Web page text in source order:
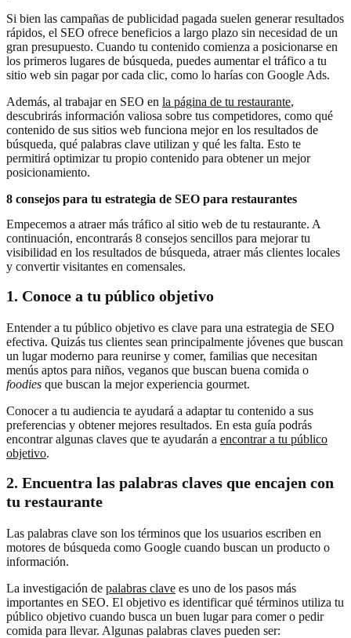
Si bien las campañas de publicidad pagada suelen generar resultados
rápidos, el SEO ofrece beneficios a largo plazo sin necesidad de un
gran presupuesto. Cuando tu contenido comienza a posicionarse en
los primeros lugares de búsqueda, puedes aumentar el tráfico a tu
sitio web sin pagar por cada clic, como lo harías con Google Ads.
Además, al trabajar en SEO en la página de tu restaurante,
descubrirás información valiosa sobre tus competidores, como qué
contenido de sus sitios web funciona mejor en los resultados de
búsqueda, qué palabras clave utilizan y qué les falta. Esto te
permitirá optimizar tu propio contenido para obtener un mejor
posicionamiento.
8 consejos para tu estrategia de SEO para restaurantes
Empecemos a atraer más tráfico al sitio web de tu restaurante. A
continuación, encontrarás 8 consejos sencillos para mejorar tu
visibilidad en los resultados de búsqueda, atraer más clientes locales
y convertir visitantes en comensales.
1. Conoce a tu público objetivo
Entender a tu público objetivo es clave para una estrategia de SEO
efectiva. Quizás tus clientes sean principalmente jóvenes que buscan
un lugar moderno para reunirse y comer, familias que necesitan
menús aptos para niños, veganos que buscan buena comida o
foodies que buscan la mejor experiencia gourmet.
Conocer a tu audiencia te ayudará a adaptar tu contenido a sus
preferencias y obtener mejores resultados. En esta guía podrás
encontrar algunas claves que te ayudarán a encontrar a tu público
objetivo.
2. Encuentra las palabras claves que encajen con
tu restaurante
Las palabras clave son los términos que los usuarios escriben en
motores de búsqueda como Google cuando buscan un producto o
información.
La investigación de palabras clave es uno de los pasos más
importantes en SEO. El objetivo es identificar qué términos utiliza tu
público objetivo cuando busca un buen lugar para comer o pedir
comida para llevar. Algunas palabras claves pueden ser: